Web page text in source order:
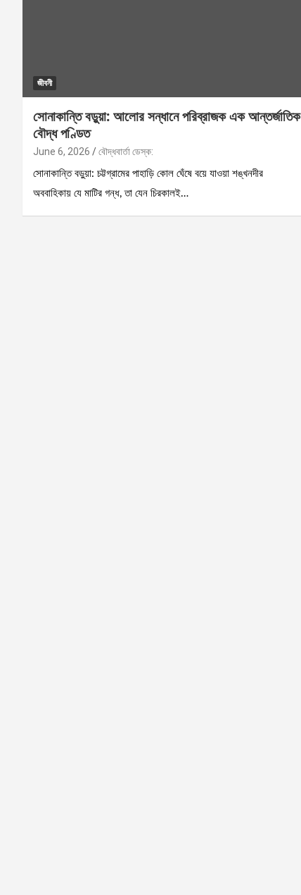
জীবনী
সোনাকান্তি বড়ুয়া: আলোর সন্ধানে পরিব্রাজক এক আন্তর্জাতিক
বৌদ্ধ পণ্ডিত
June 6, 2026 বৌদ্ধবার্তা ডেস্ক:
সোনাকান্তি বড়ুয়া: চট্টগ্রামের পাহাড়ি কোল ঘেঁষে বয়ে যাওয়া শঙ্খনদীর
অববাহিকায় যে মাটির গন্ধ, তা যেন চিরকালই…